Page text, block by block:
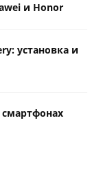
и Honor
установка и